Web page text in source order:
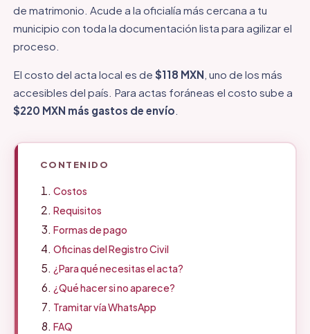
de matrimonio. Acude a la oficialía más cercana a tu
municipio con toda la documentación lista para agilizar el
proceso.
El costo del acta local es de$118 MXN , uno de los más
accesibles del país. Para actas foráneas el costo sube a
$220 MXN más gastos de envío
CONTENIDO
Costos
Requisitos
Formas de pago
Oficinas del Registro Civil
¿Para qué necesitas el acta?
¿Qué hacer si no aparece?
Tramitar vía WhatsApp
FAQ